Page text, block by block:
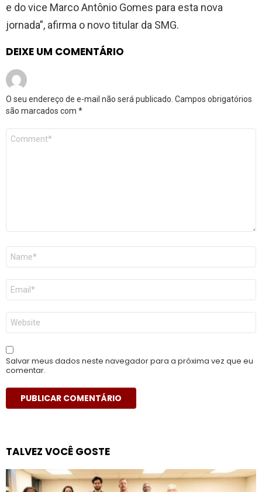
e do vice Marco Antônio Gomes para esta nova
jornada”, afirma o novo titular da SMG.
DEIXE UM COMENTÁRIO
O seu endereço de e-mail não será publicado. Campos obrigatórios
são marcados com *
Comentário
Nome
E-
mail
*
Site
Salvar meus dados neste navegador para a próxima vez que eu
comentar.
TALVEZ VOCÊ GOSTE